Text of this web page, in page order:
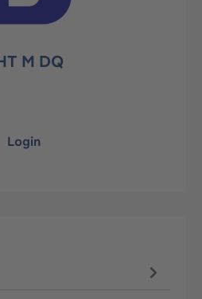
M DQ
Login